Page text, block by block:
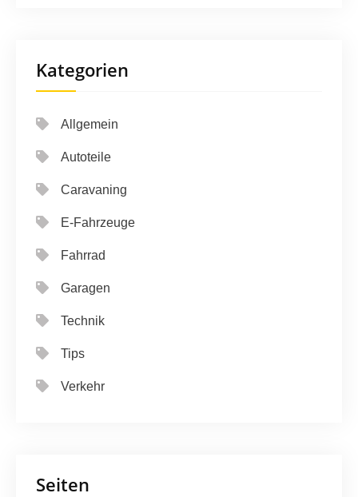
Kategorien
Allgemein
Autoteile
Caravaning
E-Fahrzeuge
Fahrrad
Garagen
Technik
Tips
Verkehr
Seiten